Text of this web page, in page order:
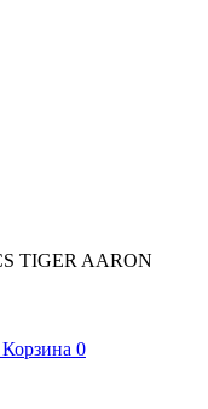
TIGER AARON
Корзина 0